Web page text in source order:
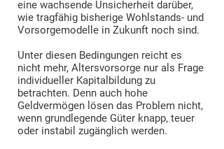
eine wachsende Unsicherheit darüber,
wie tragfähig bisherige Wohlstands- und
Vorsorgemodelle in Zukunft noch sind.
Unter diesen Bedingungen reicht es
nicht mehr, Altersvorsorge nur als Frage
individueller Kapitalbildung zu
betrachten. Denn auch hohe
Geldvermögen lösen das Problem nicht,
wenn grundlegende Güter knapp, teuer
oder instabil zugänglich werden.